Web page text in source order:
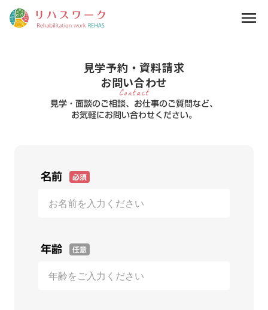
見学予約・資料請求
お問い合わせ
Contact
見学・面談のご相談、お仕事のご質問など、
お気軽にお問い合わせください。
名前 必須
年齢 任意
menu